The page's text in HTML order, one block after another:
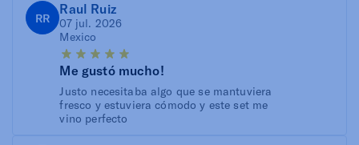
RR
Raul Ruiz
07 jul. 2026
Mexico
Me gustó mucho!
Justo necesitaba algo que se mantuviera
fresco y estuviera cómodo y este set me
vino perfecto